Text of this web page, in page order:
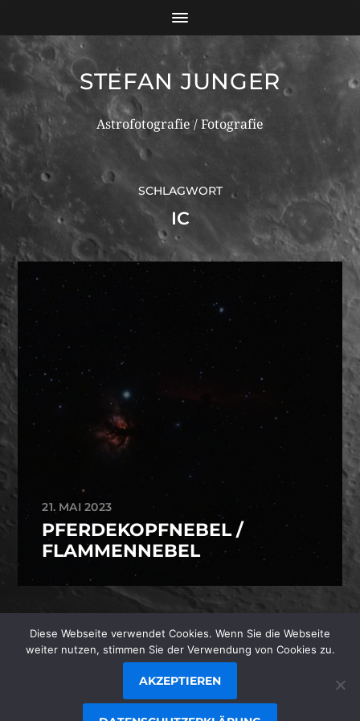
STEFAN JUNGER
Astrofotografie / Fotografie
SCHLAGWORT
IC
21. MAI 2023
PFERDEKOPFNEBEL /
FLAMMENNEBEL
© 1996-2026STEFAN JUNGER/
JUNGER.NET
Diese Webseite verwendet Cookies. Wenn Sie die Webseite
weiter nutzen, stimmen Sie der Verwendung von Cookies zu.
AKZEPTIEREN